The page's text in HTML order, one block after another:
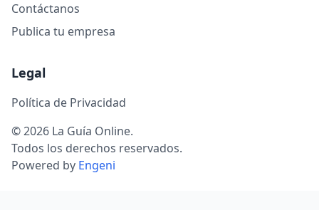
Contáctanos
Publica tu empresa
Legal
Política de Privacidad
© 2026 La Guía Online.
Todos los derechos reservados.
Powered by Engeni